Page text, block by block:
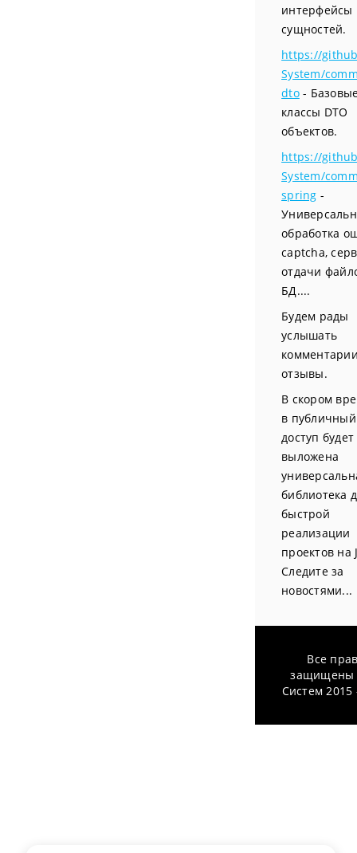
интерфейсы
сущностей.
https://
System/
dto-
классы DTO
объектов.
https://
System/
spring -
обработка
captcha,
отдачи
БД....
Будем рады
услышать
отзывы.
В скором
в публичный
доступ будет
выложена
библиотека
быстрой
реализации
проектов на
Следите за
новостями...
Все
защищены
Систем 2015